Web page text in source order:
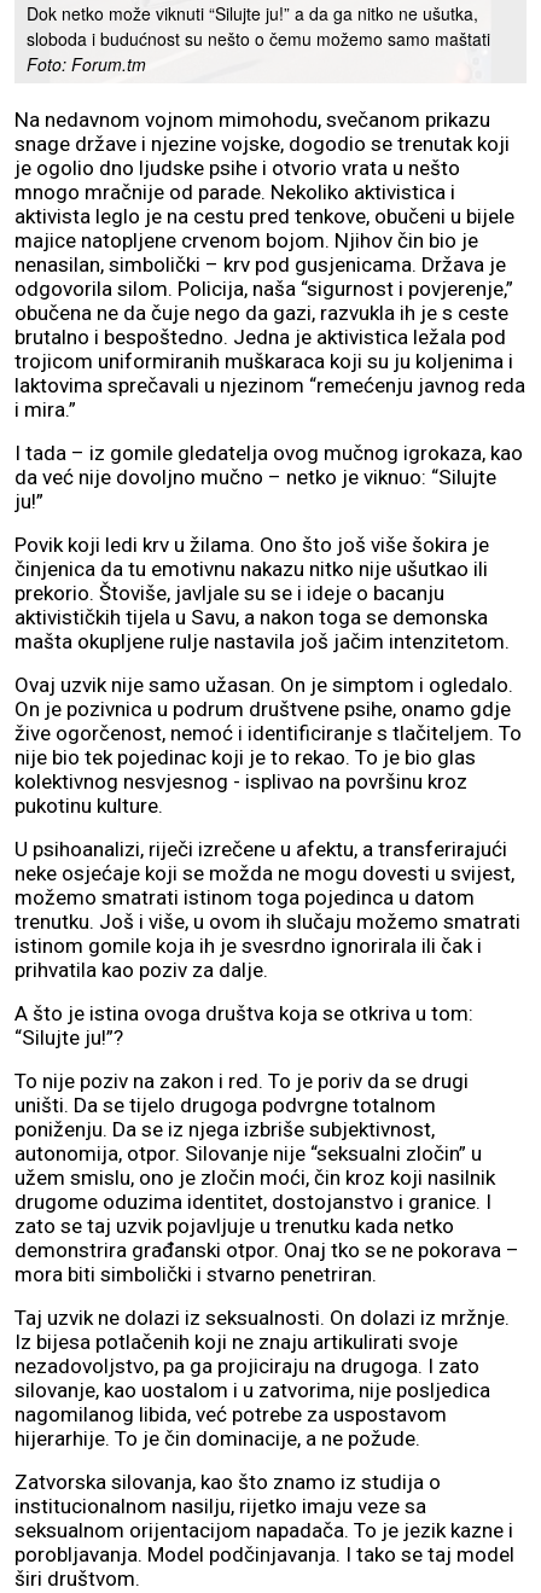
Dok netko može viknuti “Silujte ju!” a da ga nitko ne ušutka,
sloboda i budućnost su nešto o čemu možemo samo maštati
Foto: Forum.tm
Na nedavnom vojnom mimohodu, svečanom prikazu
snage države i njezine vojske, dogodio se trenutak koji
je ogolio dno ljudske psihe i otvorio vrata u nešto
mnogo mračnije od parade. Nekoliko aktivistica i
aktivista leglo je na cestu pred tenkove, obučeni u bijele
majice natopljene crvenom bojom. Njihov čin bio je
nenasilan, simbolički – krv pod gusjenicama. Država je
odgovorila silom. Policija, naša “sigurnost i povjerenje,”
obučena ne da čuje nego da gazi, razvukla ih je s ceste
brutalno i bespoštedno. Jedna je aktivistica ležala pod
trojicom uniformiranih muškaraca koji su ju koljenima i
laktovima sprečavali u njezinom “remećenju javnog reda
i mira.”
I tada – iz gomile gledatelja ovog mučnog igrokaza, kao
da već nije dovoljno mučno – netko je viknuo: “Silujte
ju!”
Povik koji ledi krv u žilama. Ono što još više šokira je
činjenica da tu emotivnu nakazu nitko nije ušutkao ili
prekorio. Štoviše, javljale su se i ideje o bacanju
aktivističkih tijela u Savu, a nakon toga se demonska
mašta okupljene rulje nastavila još jačim intenzitetom.
Ovaj uzvik nije samo užasan. On je simptom i ogledalo.
On je pozivnica u podrum društvene psihe, onamo gdje
žive ogorčenost, nemoć i identificiranje s tlačiteljem. To
nije bio tek pojedinac koji je to rekao. To je bio glas
kolektivnog nesvjesnog - isplivao na površinu kroz
pukotinu kulture.
U psihoanalizi, riječi izrečene u afektu, a transferirajući
neke osjećaje koji se možda ne mogu dovesti u svijest,
možemo smatrati istinom toga pojedinca u datom
trenutku. Još i više, u ovom ih slučaju možemo smatrati
istinom gomile koja ih je svesrdno ignorirala ili čak i
prihvatila kao poziv za dalje.
A što je istina ovoga društva koja se otkriva u tom:
“Silujte ju!”?
To nije poziv na zakon i red. To je poriv da se drugi
uništi. Da se tijelo drugoga podvrgne totalnom
poniženju. Da se iz njega izbriše subjektivnost,
autonomija, otpor. Silovanje nije “seksualni zločin” u
užem smislu, ono je zločin moći, čin kroz koji nasilnik
drugome oduzima identitet, dostojanstvo i granice. I
zato se taj uzvik pojavljuje u trenutku kada netko
demonstrira građanski otpor. Onaj tko se ne pokorava –
mora biti simbolički i stvarno penetriran.
Taj uzvik ne dolazi iz seksualnosti. On dolazi iz mržnje.
Iz bijesa potlačenih koji ne znaju artikulirati svoje
nezadovoljstvo, pa ga projiciraju na drugoga. I zato
silovanje, kao uostalom i u zatvorima, nije posljedica
nagomilanog libida, već potrebe za uspostavom
hijerarhije. To je čin dominacije, a ne požude.
Zatvorska silovanja, kao što znamo iz studija o
institucionalnom nasilju, rijetko imaju veze sa
seksualnom orijentacijom napadača. To je jezik kazne i
porobljavanja. Model podčinjavanja. I tako se taj model
širi društvom.